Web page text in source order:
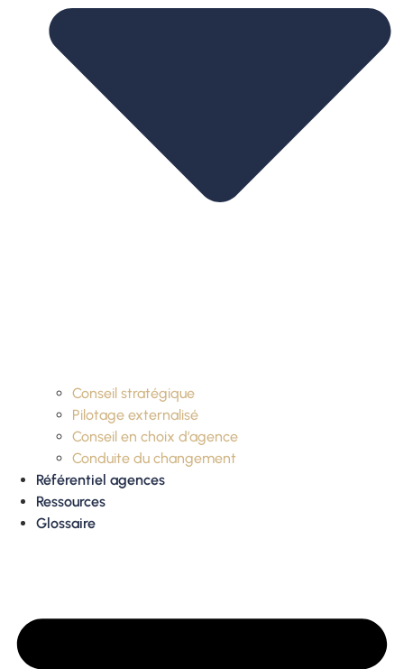
Conseil stratégique
Pilotage externalisé
Conseil en choix d’agence
Conduite du changement
Référentiel agences
Ressources
Glossaire